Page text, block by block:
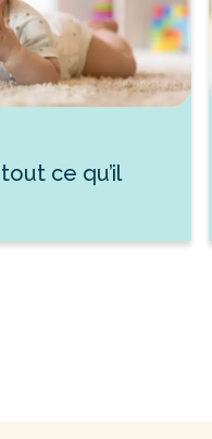
ce qu’il